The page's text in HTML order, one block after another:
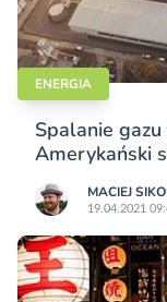
ENERGIA
Spalanie
Amerykański
MACIEJ
19.04.2021